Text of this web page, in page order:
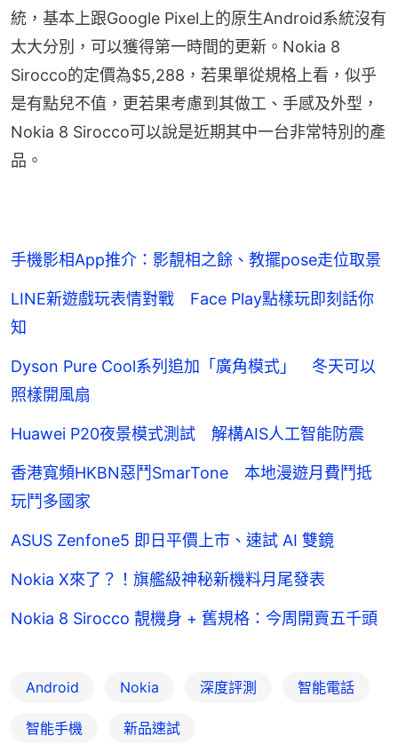
統，基本上跟Google Pixel上的原生Android系統沒有
太大分別，可以獲得第一時間的更新。Nokia 8
Sirocco的定價為$5,288，若果單從規格上看，似乎
是有點兒不值，更若果考慮到其做工、手感及外型，
Nokia 8 Sirocco可以說是近期其中一台非常特別的產
品。
手機影相App推介：影靚相之餘、教擺pose走位取景
LINE新遊戲玩表情對戰 Face Play點樣玩即刻話你
知
Dyson Pure Cool系列追加「廣角模式」 冬天可以
照樣開風扇
Huawei P20夜景模式測試 解構AIS人工智能防震
香港寬頻HKBN惡鬥SmarTone 本地漫遊月費鬥抵
玩鬥多國家
ASUS Zenfone5 即日平價上市、速試 AI 雙鏡
Nokia X來了？！旗艦級神秘新機料月尾發表
Nokia 8 Sirocco 靚機身 + 舊規格：今周開賣五千頭
Android Nokia 深度評測 智能電話
智能手機 新品速試